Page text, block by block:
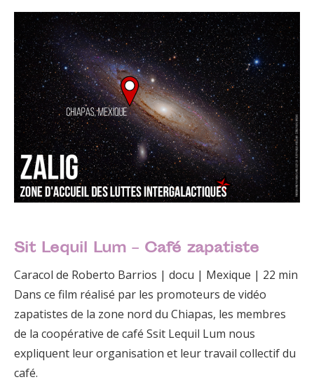
Sit Lequil Lum – Café zapatiste
Caracol de Roberto Barrios | docu | Mexique | 22 min
Dans ce film réalisé par les promoteurs de vidéo
zapatistes de la zone nord du Chiapas, les membres
de la coopérative de café Ssit Lequil Lum nous
expliquent leur organisation et leur travail collectif du
café.